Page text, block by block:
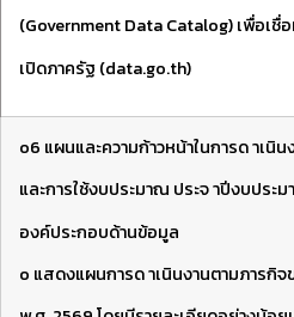
(Government Data Catalog) เพื่อเชื่
เปิดภาครัฐ (data.go.th)
o6 แผนและความก้าวหน้าในการด าเนิน
และการใช้งบประมาณ ประจ าปีงบประ
องค์ประกอบด้านข้อมูล
o แสดงแผนการด าเนินงานตามภารกิ